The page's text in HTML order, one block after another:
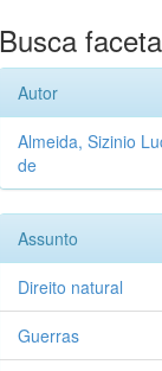
Busca
Autor
Almeida, Sizinio
de
Assunto
Direito natural
Guerras